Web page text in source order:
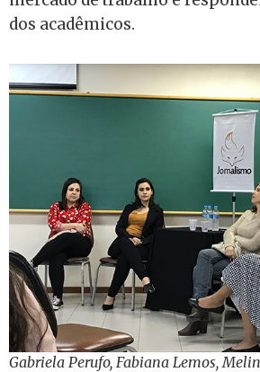
dos acadêmicos.
Gabriela Perufo, Fabiana Lemos,